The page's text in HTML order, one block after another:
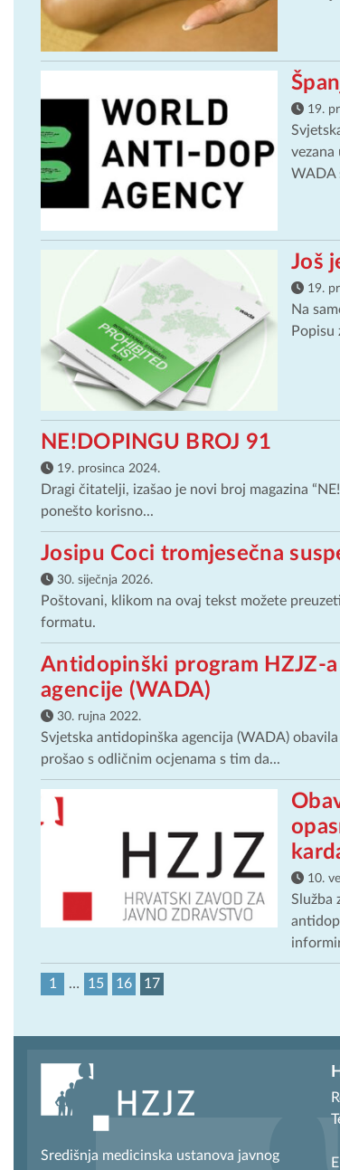
19.
vezana
WADA
Još
19.
Na
Popisu
NE!DOPINGU BROJ 91
19. prosinca 2024.
Dragi čitatelji, izašao je novi broj magazina
ponešto korisno...
Josipu Coci tromjesečna
30. siječnja 2026.
Poštovani, klikom na ovaj tekst možete
formatu.
Antidopinški program HZJZ-
agencije (WADA)
30. rujna 2022.
Svjetska antidopinška agencija (WADA)
prošao s odličnim ocjenama s tim da...
10.
Služba
1 … 15 16 17
Središnja medicinska ustanova javnog